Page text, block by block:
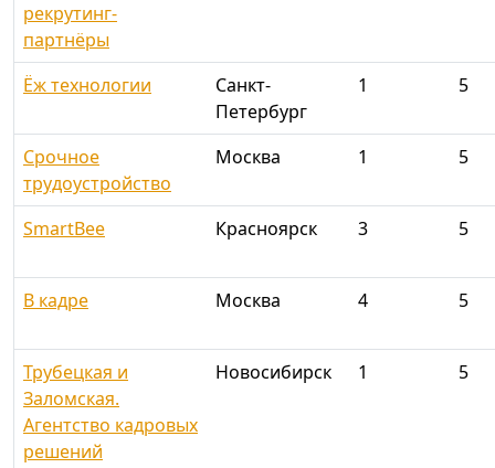
рекрутинг-
партнёры
Ёж технологии
Санкт-
Петербург
1 5
Срочное
трудоустройство
Москва 1 5
SmartBee Красноярск 3 5
В кадре Москва 4 5
Трубецкая и
Заломская.
Агентство кадровых
решений
Новосибирск 1 5